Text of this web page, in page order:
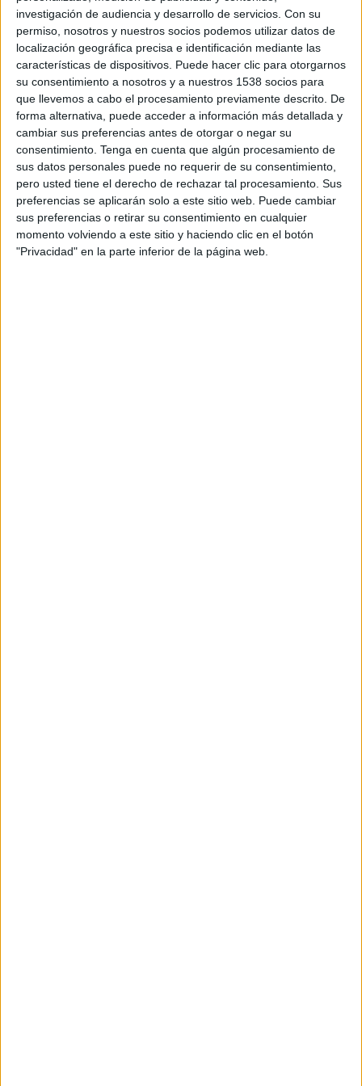
investigación de audiencia y desarrollo de servicios. Con su
permiso, nosotros y nuestros socios podemos utilizar datos de
localización geográfica precisa e identificación mediante las
características de dispositivos. Puede hacer clic para otorgarnos
su consentimiento a nosotros y a nuestros 1538 socios para
que llevemos a cabo el procesamiento previamente descrito. De
forma alternativa, puede acceder a información más detallada y
cambiar sus preferencias antes de otorgar o negar su
consentimiento. Tenga en cuenta que algún procesamiento de
sus datos personales puede no requerir de su consentimiento,
pero usted tiene el derecho de rechazar tal procesamiento. Sus
preferencias se aplicarán solo a este sitio web. Puede cambiar
sus preferencias o retirar su consentimiento en cualquier
momento volviendo a este sitio y haciendo clic en el botón
"Privacidad" en la parte inferior de la página web.
víctimes que van morir l'any 2009 a la xarxa
viària gironina, 18 van fer-ho en aquesta
polèmica carretera (29%), que acumula 25.000
vehicles diaris.